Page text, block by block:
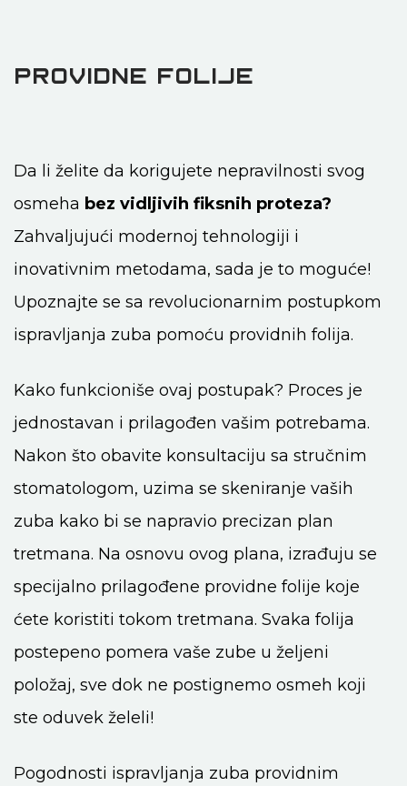
PROVIDNE FOLIJE
Da li želite da korigujete nepravilnosti svog
osmeha bez vidljivih fiksnih proteza?
Zahvaljujući modernoj tehnologiji i
inovativnim metodama, sada je to moguće!
Upoznajte se sa revolucionarnim postupkom
ispravljanja zuba pomoću providnih folija.
Kako funkcioniše ovaj postupak? Proces je
jednostavan i prilagođen vašim potrebama.
Nakon što obavite konsultaciju sa stručnim
stomatologom, uzima se skeniranje vaših
zuba kako bi se napravio precizan plan
tretmana. Na osnovu ovog plana, izrađuju se
specijalno prilagođene providne folije koje
ćete koristiti tokom tretmana. Svaka folija
postepeno pomera vaše zube u željeni
položaj, sve dok ne postignemo osmeh koji
ste oduvek želeli!
Pogodnosti ispravljanja zuba providnim